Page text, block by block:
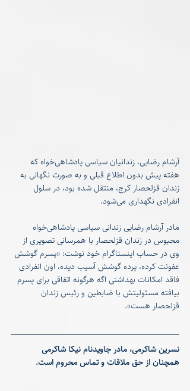
آرشام رضایی، زندانیان سیاسی پادشاهی‌خواه که
هفته پیش بدون اطلاع قبلی و به صورت نگهانی به
زندان قزلحصار کرج، منتقل شده بود، در سلول
انفرادی نگهداری می‌شود.
مادر آرشام رضایی زندانی سیاسی پادشاهی‌خواه
محبوس در زندان قزلحصار با همرسانی تصویری از
وی در حساب اینستاگرام خود نوشت: «پسرم گوشش
عفونت کرده، پرده گوشش آسیب دیده، اون انفرادی
فاقد امکانات بهداشتی اگه هرگونه اتفاقی برای پسرم
بیافته مسئولیتش با ضابطین و رئیس زندان
قزلحصار هست».
نسرین شاکرمی، مادر جاویدنام نیکا شاکرمی
همچنان از حق ملاقات و تماس محروم است.